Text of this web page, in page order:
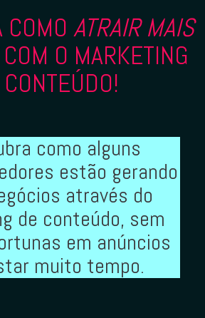
COMOATRAIR MAIS
O MARKETING
como alguns
estão gerando
através do
de conteúdo, sem
em anúncios
muito tempo.